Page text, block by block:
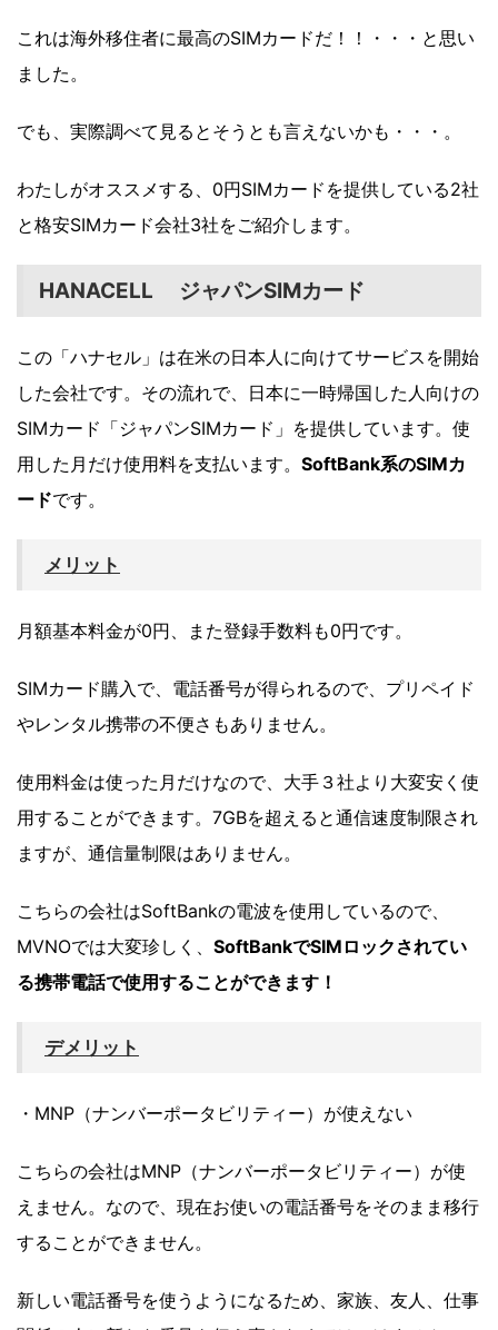
これは海外移住者に最高のSIMカードだ！！・・・と思い
ました。
でも、実際調べて見るとそうとも言えないかも・・・。
わたしがオススメする、0円SIMカードを提供している2社
と格安SIMカード会社3社をご紹介します。
HANACELL ジャパンSIMカード
この「ハナセル」は在米の日本人に向けてサービスを開始
した会社です。その流れで、日本に一時帰国した人向けの
SIMカード「ジャパンSIMカード」を提供しています。使
用した月だけ使用料を支払います。 SoftBank系のSIMカ
ードです。
メリット
月額基本料金が0円、また登録手数料も0円です。
SIMカード購入で、電話番号が得られるので、プリペイド
やレンタル携帯の不便さもありません。
使用料金は使った月だけなので、大手３社より大変安く使
用することができます。7GBを超えると通信速度制限され
ますが、通信量制限はありません。
こちらの会社はSoftBankの電波を使用しているので、
MVNOでは大変珍しく、 SoftBankでSIMロックされてい
る携帯電話で使用することができます！
デメリット
・MNP（ナンバーポータビリティー）が使えない
こちらの会社はMNP（ナンバーポータビリティー）が使
えません。なので、現在お使いの電話番号をそのまま移行
することができません。
新しい電話番号を使うようになるため、家族、友人、仕事